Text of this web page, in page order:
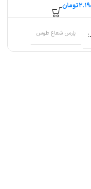
تومان
پارس شعاع طوس